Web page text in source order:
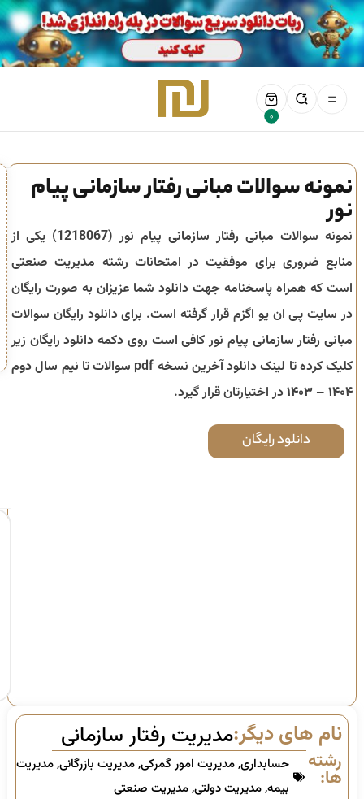
0
نمونه سوالات مبانی رفتار سازمانی پیام
نور
نمونه سوالات مبانی رفتار سازمانی پیام نور (1218067) یکی از
منابع ضروری برای موفقیت در امتحانات رشته مدیریت صنعتی
است که همراه پاسخنامه جهت دانلود شما عزیزان به صورت رایگان
در سایت پی ان یو اگزم قرار گرفته است. برای دانلود رایگان سوالات
مبانی رفتار سازمانی پیام نور کافی است روی دکمه دانلود رایگان زیر
کلیک کرده تا لینک دانلود آخرین نسخه pdf سوالات تا
نیم سال دوم
۱۴۰۴ – ۱۴۰۳
در اختیارتان قرار گیرد.
دانلود رایگان
نام های دیگر:مدیریت رفتار سازمانی
رشته
ها:
حسابداری,مدیریت امور گمرکی,مدیریت بازرگانی,مدیریت
بیمه,مدیریت دولتی,مدیریت صنعتی